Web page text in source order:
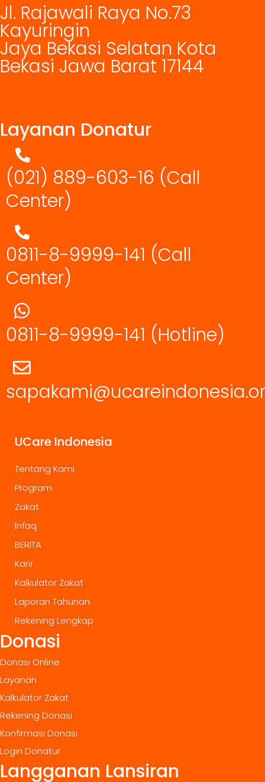
Jl. Rajawali Raya No.73
Kayuringin
Jaya Bekasi Selatan Kota
Bekasi Jawa Barat 17144
Layanan Donatur
(021) 889-603-16 (Call
Center)
0811-8-9999-141 (Call
Center)
0811-8-9999-141 (Hotline)
UCare Indonesia
Tentang Kami
Program
Zakat
Infaq
BERITA
Karir
Kalkulator Zakat
Laporan Tahunan
Rekening Lengkap
Donasi
Donasi Online
Layanan
Kalkulator Zakat
Rekening Donasi
Konfirmasi Donasi
Login Donatur
Langganan Lansiran